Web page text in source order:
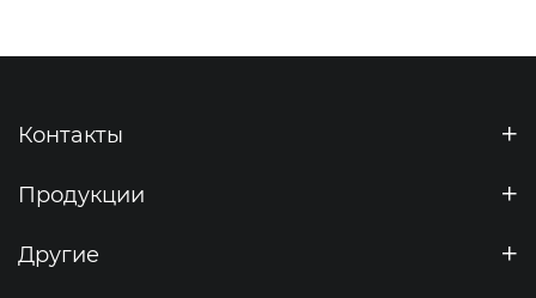
Контакты
Продукции
Другие